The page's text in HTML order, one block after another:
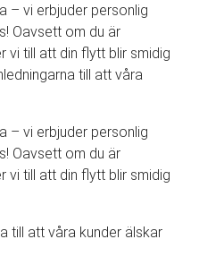
– vi erbjuder personlig
Oavsett om du är
vi till att din flytt blir smidig
till att våra
– vi erbjuder personlig
Oavsett om du är
vi till att din flytt blir smidig
till att våra kunder älskar